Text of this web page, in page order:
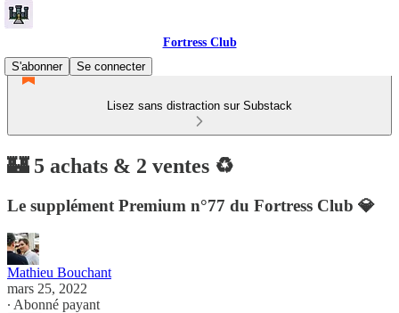
Fortress Club
S'abonner
Se connecter
Lisez sans distraction sur Substack
🏰 5 achats & 2 ventes ♻️
Le supplément Premium n°77 du Fortress Club 💎
Mathieu Bouchant
mars 25, 2022
∙ Abonné payant